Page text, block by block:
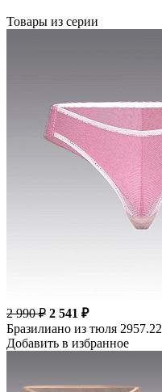
Товары из серии
2 990 ₽ 2 541 ₽
Бразилиано из тюля 2957.22
Добавить в избранное